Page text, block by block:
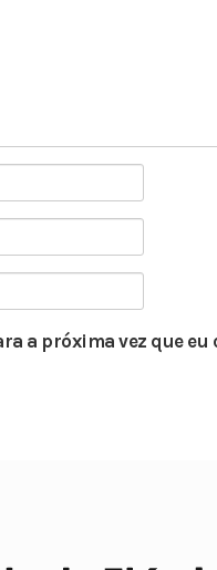
a próxima vez que eu